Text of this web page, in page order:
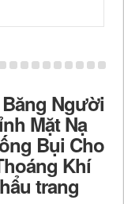
Người
Mặt Nạ
Bụi Cho
Khí
trang